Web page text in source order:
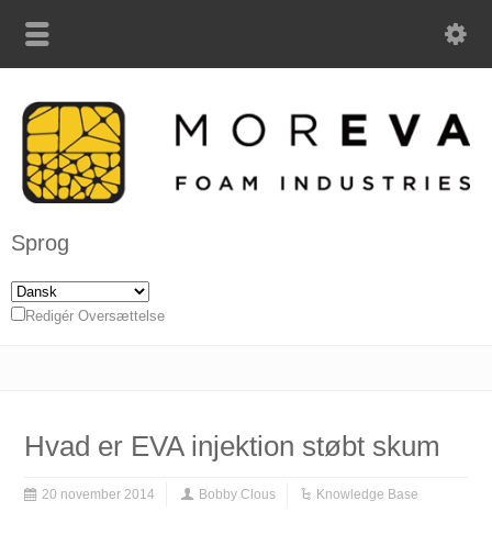
Sprog
Redigér Oversættelse
Hvad er EVA injektion støbt skum
20 november 2014 Bobby Clous Knowledge Base